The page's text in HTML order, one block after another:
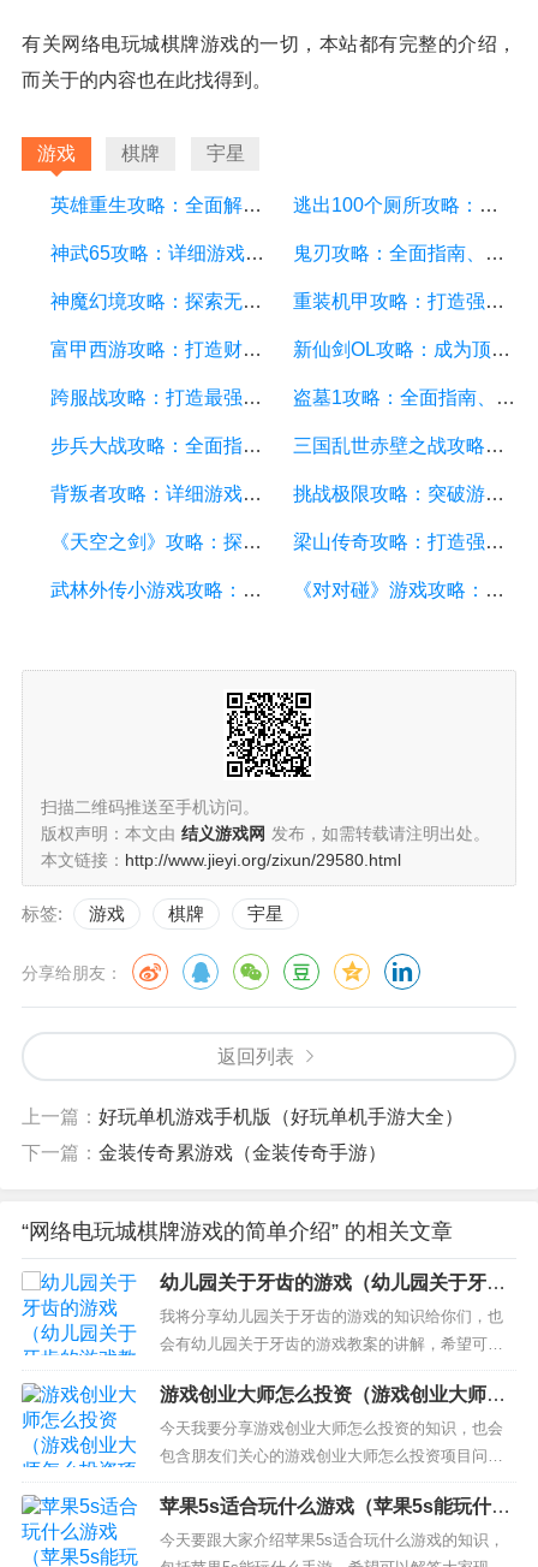
有关网络电玩城棋牌游戏的一切，本站都有完整的介绍，
而关于的内容也在此找得到。
游戏 棋牌 宇星
英雄重生攻略：全面解析游戏中的技巧和策略 逃出100个厕所攻略：详细游戏攻略方面的描述
神武65攻略：详细游戏攻略方面的描述 鬼刃攻略：全面指南、技巧和秘籍，助你成为顶尖玩家
神魔幻境攻略：探索无尽的魔幻世界，成为顶尖玩家 重装机甲攻略：打造强大机甲，征服战场的终极指南
富甲西游攻略：打造财富王国的终极指南 新仙剑OL攻略：成为顶级仙侠大侠的秘诀与技巧
跨服战攻略：打造最强战队，征服多个服务器 盗墓1攻略：全面指南、秘籍和技巧
步兵大战攻略：全面指南及游戏技巧分享 三国乱世赤壁之战攻略：详细游戏攻略方面的描述
背叛者攻略：详细游戏攻略方面的描述 挑战极限攻略：突破游戏难关的终极指南
《天空之剑》攻略：探索天空的冒险之旅 梁山传奇攻略：打造强大的英雄团队，征服江湖的必备指南
武林外传小游戏攻略：全面解析游戏技巧、角色选择和剧情推进 《对对碰》游戏攻略：成为高手的秘籍
扫描二维码推送至手机访问。
版权声明：本文由 结义游戏网 发布，如需转载请注明出处。
本文链接： http://www.jieyi.org/zixun/29580.html
标签: 游戏 棋牌 宇星
分享给朋友：
返回列表
上一篇： 好玩单机游戏手机版（好玩单机手游大全）
下一篇： 金装传奇累游戏（金装传奇手游）
“网络电玩城棋牌游戏的简单介绍” 的相关文章
幼儿园关于牙齿的游戏（幼儿园关于牙齿
的游戏教案）
我将分享幼儿园关于牙齿的游戏的知识给你们，也
会有幼儿园关于牙齿的游戏教案的讲解，希望可以
解决你们现在的问题！ 本文目录一览： 1、幼儿园
中班教案《牙齿》 2、幼儿园小班健康教案：牙齿
3、幼儿园大班音乐游戏活动教案《蛀虫和牙齿》
4、幼儿园中班教案《保护牙齿》 幼儿园中班教案
《牙齿》...
游戏创业大师怎么投资（游戏创业大师怎
么投资项目）
今天我要分享游戏创业大师怎么投资的知识，也会
包含朋友们关心的游戏创业大师怎么投资项目问答
从多个角度来解答，我希望能够解决你现在遇到的
问题！ 本文目录一览： 1、如何获取创业资金？
2、如何做小本投资？ 3、怎么进行创业？创业又是
苹果5s适合玩什么游戏（苹果5s能玩什么
手游）
今天要跟大家介绍苹果5s适合玩什么游戏的知识，